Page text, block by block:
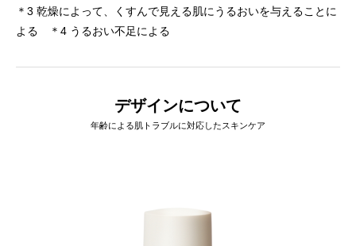
＊3 乾燥によって、くすんで見える肌にうるおいを与えることに
よる ＊4 うるおい不足による
デザインについて
年齢による肌トラブルに対応したスキンケア